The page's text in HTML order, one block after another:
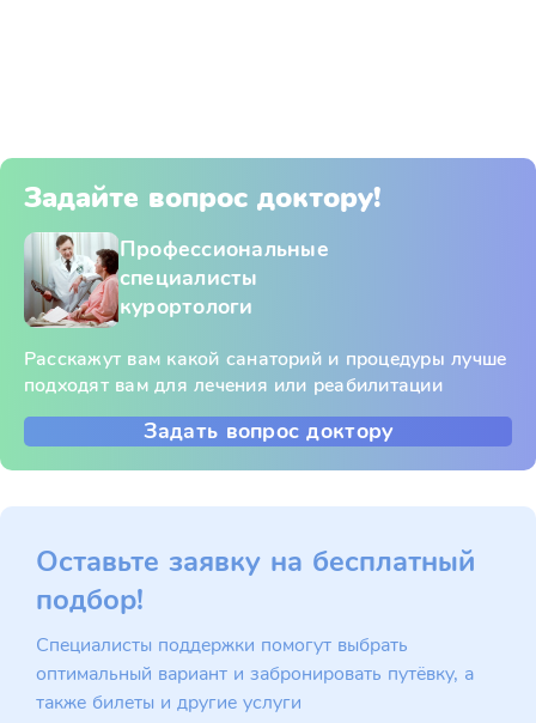
Задайте вопрос доктору!
Профессиональные
специалисты
курортологи
Расскажут вам какой санаторий и процедуры лучше
подходят вам для лечения или реабилитации
Задать вопрос доктору
Оставьте заявку на бесплатный
подбор!
Специалисты поддержки помогут выбрать
оптимальный вариант и забронировать путёвку, а
также билеты и другие услуги